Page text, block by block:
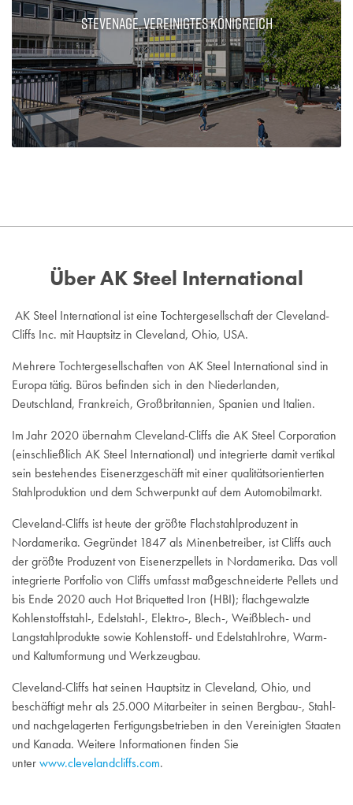
Stevenage, Vereinigtes Königreich
Über AK Steel International
AK Steel International ist eine Tochtergesellschaft der Cleveland-
Cliffs Inc. mit Hauptsitz in Cleveland, Ohio, USA.
Mehrere Tochtergesellschaften von AK Steel International sind in
Europa tätig. Büros befinden sich in den Niederlanden,
Deutschland, Frankreich, Großbritannien, Spanien und Italien.
Im Jahr 2020 übernahm Cleveland-Cliffs die AK Steel Corporation
(einschließlich AK Steel International) und integrierte damit vertikal
sein bestehendes Eisenerzgeschäft mit einer qualitätsorientierten
Stahlproduktion und dem Schwerpunkt auf dem Automobilmarkt.
Cleveland-Cliffs ist heute der größte Flachstahlproduzent in
Nordamerika. Gegründet 1847 als Minenbetreiber, ist Cliffs auch
der größte Produzent von Eisenerzpellets in Nordamerika. Das voll
integrierte Portfolio von Cliffs umfasst maßgeschneiderte Pellets und
bis Ende 2020 auch Hot Briquetted Iron (HBI); flachgewalzte
Kohlenstoffstahl-, Edelstahl-, Elektro-, Blech-, Weißblech- und
Langstahlprodukte sowie Kohlenstoff- und Edelstahlrohre, Warm-
und Kaltumformung und Werkzeugbau.
Cleveland-Cliffs hat seinen Hauptsitz in Cleveland, Ohio, und
beschäftigt mehr als 25.000 Mitarbeiter in seinen Bergbau-, Stahl-
und nachgelagerten Fertigungsbetrieben in den Vereinigten Staaten
und Kanada. Weitere Informationen finden Sie
unterwww.clevelandcliffs.com.